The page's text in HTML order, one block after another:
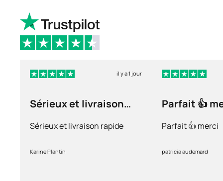
il y a 1 jour
Sérieux et livraison
Sérieux et livraison rapide
Karine Plantin
Parfait 👍
Parfait 👍 merci
patricia audemard